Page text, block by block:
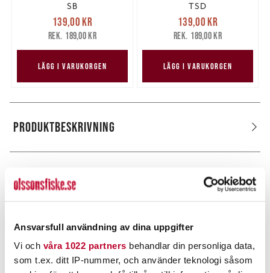
Ansvarsfull användning av dina uppgifter
Vi och våra 1022 partners behandlar din personliga data,
som t.ex. ditt IP-nummer, och använder teknologi såsom
SB
Nuvarande pris
139,00 krTidigare pris
189,00 kr
139,00 kr
189,00 kr
LÄGG I VARUKORGEN
TSD
Nuvarande pris
139,00 krTidigare pris
189,00 kr
139,00 kr
189,00 kr
LÄGG I VARUKORGEN
PRODUKTBESKRIVNING